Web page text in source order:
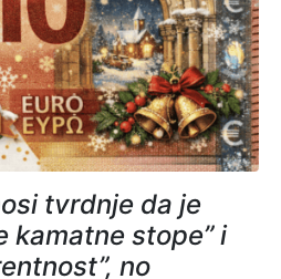
tvrdnje da je
kamatne stope” i
no